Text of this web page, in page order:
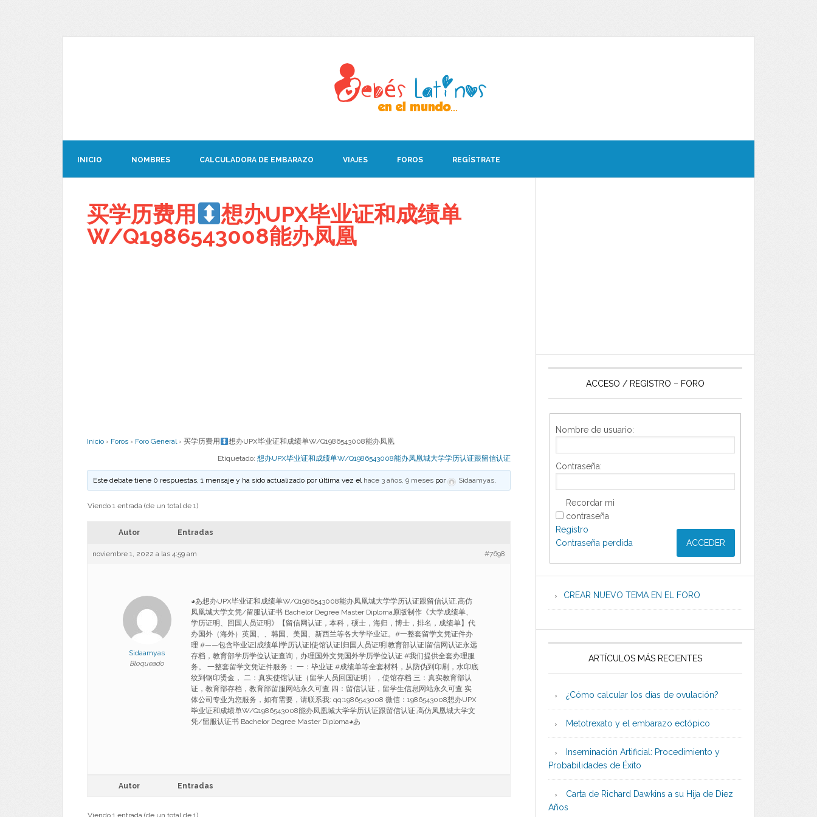
INICIO NOMBRES CALCULADORA DE EMBARAZO VIAJES FOROS REGÍSTRATE
买学历费用
想办UPX毕业证和成绩单
W/Q1986543008能办凤凰
Inicio › Foros › Foro General › 买学历费用
想办UPX毕业证和成绩单W/Q1986543008能办凤凰
Etiquetado: 想办UPX毕业证和成绩单W/Q1986543008能办凤凰城大学学历认证跟留信认证
Este debate tiene 0 respuestas, 1 mensaje y ha sido actualizado por última vez el hace 3 años, 9 meses por Sidaamyas.
Viendo 1 entrada (de un total de 1)
Autor Entradas
noviembre 1, 2022 a las 4:59 am #7698
Sidaamyas
Bloqueado
◕あ想办UPX毕业证和成绩单W/Q1986543008能办凤凰城大学学历认证跟留信认证,高仿
凤凰城大学文凭/留服认证书 Bachelor Degree Master Diploma原版制作《大学成绩单、
学历证明、回国人员证明》【留信网认证，本科，硕士，海归，博士，排名，成绩单】代
办国外（海外）英国、、韩国、美国、新西兰等各大学毕业证。#一整套留学文凭证件办
理 #——包含毕业证|成绩单|学历认证|使馆认证|归国人员证明|教育部认证|留信网认证永远
存档，教育部学历学位认证查询，办理国外文凭国外学历学位认证 #我们提供全套办理服
务。 一整套留学文凭证件服务： 一：毕业证 #成绩单等全套材料，从防伪到印刷，水印底
纹到钢印烫金， 二：真实使馆认证（留学人员回国证明），使馆存档 三：真实教育部认
证，教育部存档，教育部留服网站永久可查 四：留信认证，留学生信息网站永久可查 实
体公司专业为您服务，如有需要，请联系我: qq:1986543008 微信：1986543008想办UPX
毕业证和成绩单W/Q1986543008能办凤凰城大学学历认证跟留信认证,高仿凤凰城大学文
凭/留服认证书 Bachelor Degree Master Diploma◕あ
Autor Entradas
ACCESO / REGISTRO – FORO
Nombre de usuario:
Contraseña:
Recordar mi
contraseña
ACCEDER
Registro
Contraseña perdida
CREAR NUEVO TEMA EN EL FORO
ARTÍCULOS MÁS RECIENTES
¿Cómo calcular los días de ovulación?
Metotrexato y el embarazo ectópico
Inseminación Artificial: Procedimiento y
Probabilidades de Éxito
Carta de Richard Dawkins a su Hija de Diez
Años